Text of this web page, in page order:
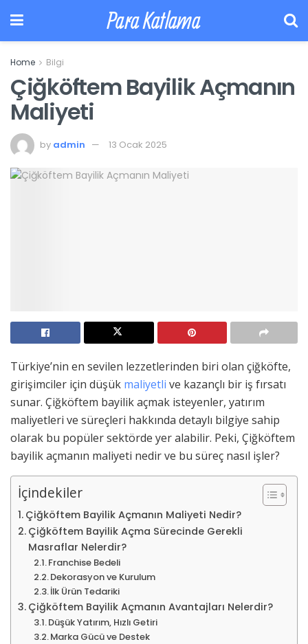
Para Katlama
Home Bilgi
Çiğköftem Bayilik Açmanın
Maliyeti
by admin 13 Ocak 2025
Türkiye’nin en sevilen lezzetlerinden biri olan çiğköfte,
girişimciler için düşük maliyetli ve kazançlı bir iş fırsatı
sunar. Çiğköftem bayilik açmak isteyenler, yatırım
maliyetleri ve süreçleri hakkında detaylı bilgiye sahip
olarak bu popüler sektörde yer alabilir. Peki, Çiğköftem
bayilik açmanın maliyeti nedir ve bu süreç nasıl işler?
İçindekiler
Çiğköftem Bayilik Açmanın Maliyeti Nedir?
Çiğköftem Bayilik Açma Sürecinde Gerekli
Masraflar Nelerdir?
Franchise Bedeli
Dekorasyon ve Kurulum
İlk Ürün Tedariki
Çiğköftem Bayilik Açmanın Avantajları Nelerdir?
Düşük Yatırım, Hızlı Getiri
Marka Gücü ve Destek